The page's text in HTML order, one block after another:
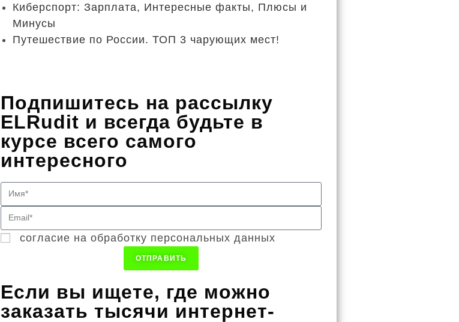
Киберспорт: Зарплата, Интересные факты, Плюсы и
Минусы
Путешествие по России. ТОП 3 чарующих мест!
Подпишитесь на рассылку
ELRudit и всегда будьте в
курсе всего самого
интересного
согласие на обработку персональных данных
ОТПРАВИТЬ
Если вы ищете, где можно
заказать тысячи интернет-